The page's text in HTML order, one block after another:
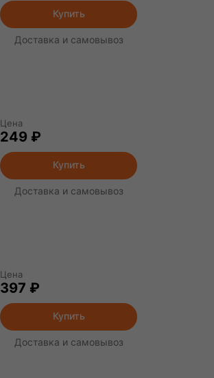
Купить
Доставка и самовывоз
Цена
249 ₽
Купить
Доставка и самовывоз
Цена
397 ₽
Купить
Доставка и самовывоз